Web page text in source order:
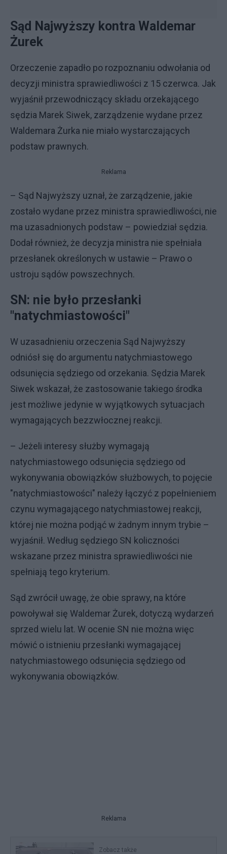
Sąd Najwyższy kontra Waldemar
Żurek
Orzeczenie zapadło po rozpoznaniu odwołania od
decyzji ministra sprawiedliwości z 15 czerwca. Jak
wyjaśnił przewodniczący składu orzekającego
sędzia Marek Siwek, zarządzenie wydane przez
Waldemara Żurka nie miało wystarczających
podstaw prawnych.
Reklama
– Sąd Najwyższy uznał, że zarządzenie, jakie
zostało wydane przez ministra sprawiedliwości, nie
ma uzasadnionych podstaw – powiedział sędzia.
Dodał również, że decyzja ministra nie spełniała
przesłanek określonych w ustawie – Prawo o
ustroju sądów powszechnych.
SN: nie było przesłanki
"natychmiastowości"
W uzasadnieniu orzeczenia Sąd Najwyższy
odniósł się do argumentu natychmiastowego
odsunięcia sędziego od orzekania. Sędzia Marek
Siwek wskazał, że zastosowanie takiego środka
jest możliwe jedynie w wyjątkowych sytuacjach
wymagających bezzwłocznej reakcji.
– Jeżeli interesy służby wymagają
natychmiastowego odsunięcia sędziego od
wykonywania obowiązków służbowych, to pojęcie
"natychmiastowości" należy łączyć z popełnieniem
czynu wymagającego natychmiastowej reakcji,
której nie można podjąć w żadnym innym trybie –
wyjaśnił. Według sędziego SN koliczności
wskazane przez ministra sprawiedliwości nie
spełniają tego kryterium.
Sąd zwrócił uwagę, że obie sprawy, na które
powoływał się Waldemar Żurek, dotyczą wydarzeń
sprzed wielu lat. W ocenie SN nie można więc
mówić o istnieniu przesłanki wymagającej
natychmiastowego odsunięcia sędziego od
wykonywania obowiązków.
Reklama
Zobacz także